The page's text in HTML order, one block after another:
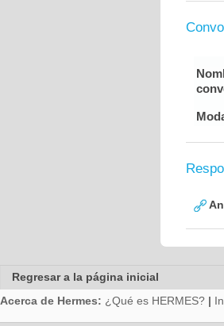
Regresar a la página inicial
Acerca de Hermes: ¿Qué es HERMES? |